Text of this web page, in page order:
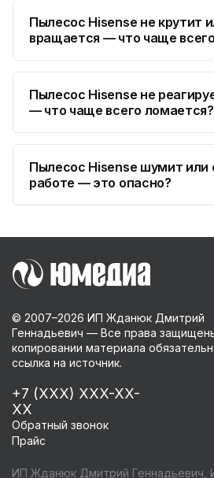
Пылесос Hisense не крутит
вращается — что чаще
Пылесос Hisense не
— что чаще всего ломается?
Пылесос Hisense шумит или
работе — это опасно?
© 2007–2026 ИП Жданюк Дмитрий
Геннадьевич — Все права
копировании материала
ссылка на источник.
+7 (XXX) XXX-XX-
XX
Обратный звонок
Прайс
ИП Жданюк Дмитрий Геннадьевич,